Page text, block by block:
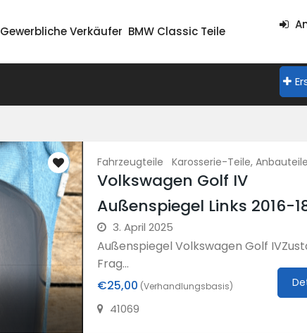
Gewerbliche Verkäufer BMW Classic Teile
Fahrzeugteile Karosserie-Teile,
Volkswagen Golf IV
Außenspiegel Links 2016-
3. April 2025
Außenspiegel Volkswagen Golf
Frag...
€25,00 (Verhandlungsbasis)
41069